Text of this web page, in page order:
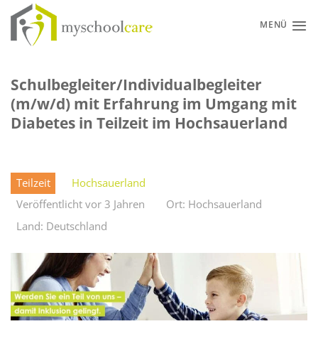
Zum
Inhalt
springen
MENÜ
Schulbegleiter/Individualbegleiter
(m/w/d) mit Erfahrung im Umgang mit
Diabetes in Teilzeit im Hochsauerland
Teilzeit
Hochsauerland
Veröffentlicht vor 3 Jahren
Ort: Hochsauerland
Land: Deutschland